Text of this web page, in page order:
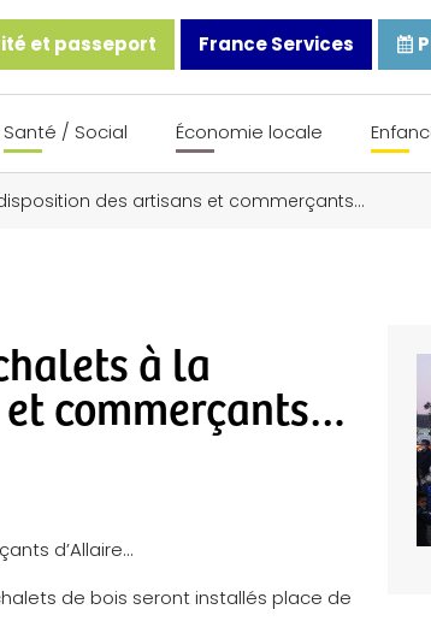
et passeport France Services
Santé / Social Économie locale
des artisans et commerçants…
à la
commerçants…
d’Allaire…
de bois seront installés place de